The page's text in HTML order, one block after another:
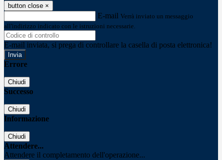
button close ×
E-mail Verrà inviato un messaggio
all'indirizzo indicato con le istruzioni necessarie.
E-mail inviata, si prega di controllare la casella di posta elettronica!
Errore
Chiudi
Successo
Chiudi
Informazione
Chiudi
Attendere...
Attendere il completamento dell'operazione...